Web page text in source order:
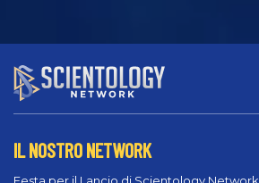
IL NOSTRO NETWORK
Festa per il Lancio di Scientology Network